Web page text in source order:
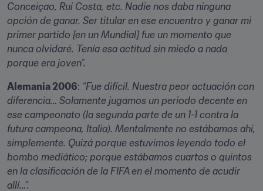
Conceiçao, Rui Costa, etc. Nadie nos daba ninguna
opción de ganar. Ser titular en ese encuentro y ganar mi
primer partido [en un Mundial] fue un momento que
nunca olvidaré. Tenía esa actitud sin miedo a nada
porque era joven”.
Alemania 2006: “Fue difícil. Nuestra peor actuación con
diferencia… Solamente jugamos un periodo decente en
ese campeonato (la segunda parte de un 1-1 contra la
futura campeona, Italia). Mentalmente no estábamos ahí,
simplemente. Quizá porque estuvimos leyendo todo el
bombo mediático; porque estábamos cuartos o quintos
en la clasificación de la FIFA en el momento de acudir
allí…”.